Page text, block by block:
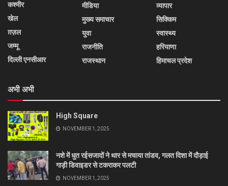
कश्मीर
खेल
ग़ज़ल
जम्मू
दिल्ली एनसीआर
मीडिया
मुख्य समाचार
युवा
राजनीति
राजस्थान
व्यापार
सिक्किम
स्वास्थ्य
हरियाणा
हिमाचल प्रदेश
अभी अभी
High Square
NOVEMBER 1, 2025
नशे में धुत रईसजादों ने थार से मचाया तांडव, गलत दिशा में दौड़ाई
गाड़ी डिवाइडर से टकराकर पलटी
NOVEMBER 1, 2025